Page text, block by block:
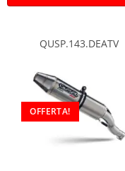
QUSP.143.DEATV
OFFERTA!